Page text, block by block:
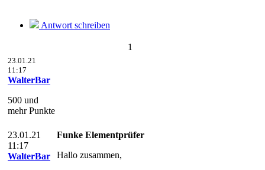
Antwort schreiben
1
23.01.21
11:17
WalterBar
500 und
mehr Punkte
23.01.21
11:17
WalterBar
Funke Elementprüfer
Hallo zusammen,